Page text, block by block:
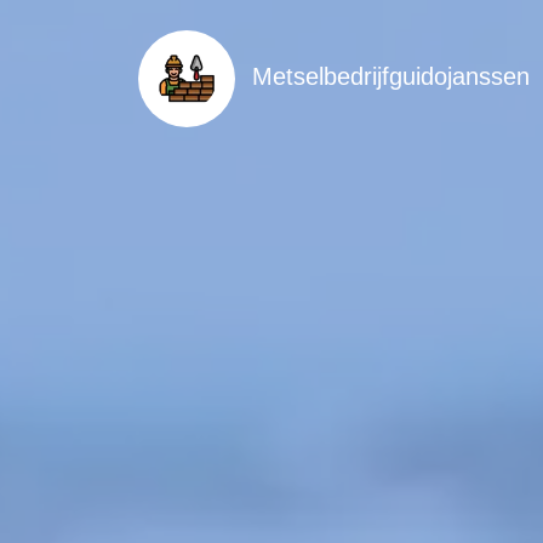
Metselbedrijfguidojanssen